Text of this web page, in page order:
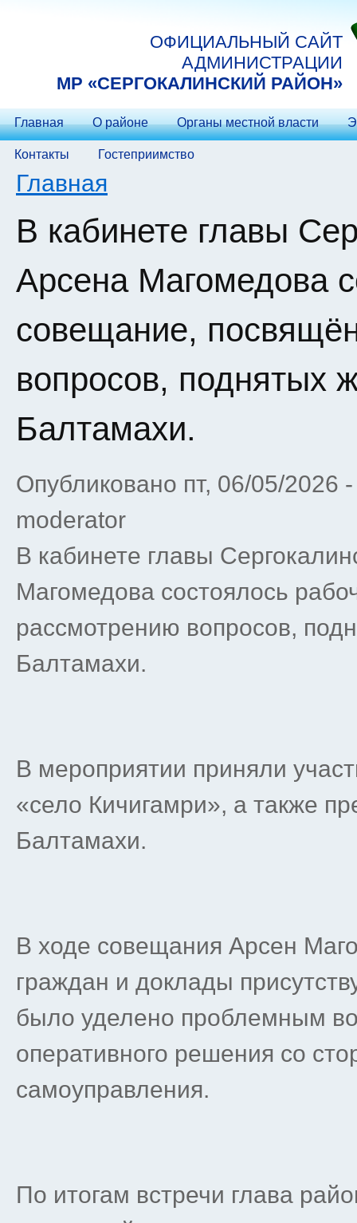
ОФИЦИАЛЬНЫЙ САЙТ
АДМИНИСТРАЦИИ
МP «СЕРГОКАЛИНСКИЙ РАЙОН»
Главная О районе Органы местной власти
Контакты Гостеприимство
Вы здесь
Главная
В кабинете главы
Арсена Магомедова
совещание,
вопросов, поднятых
Балтамахи.
Опубликовано пт, 06/05/2026
moderator
В кабинете главы
Магомедова состоялось
рассмотрению вопросов,
Балтамахи.
В мероприятии приняли
«село Кичигамри», а также
Балтамахи.
В ходе совещания Арсен
граждан и доклады
было уделено проблемным
оперативного решения со
самоуправления.
По итогам встречи глава